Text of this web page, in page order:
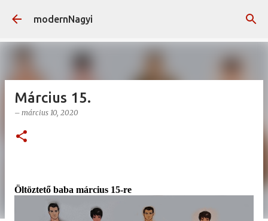
Ugrás a fő tartalomra
modernNagyi
Március 15.
– március 10, 2020
Öltöztető baba március 15-re